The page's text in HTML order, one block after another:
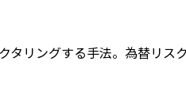
タリングする手法。為替リス